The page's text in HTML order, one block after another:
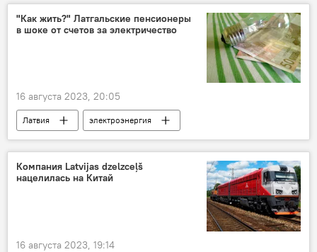
"Как жить?" Латгальские пенсионеры
в шоке от счетов за электричество
16 августа 2023, 20:05
Латвия
электроэнергия
электроснабжение
цены
пенсионеры
Компания Latvijas dzelzceļš
нацелилась на Китай
16 августа 2023, 19:14